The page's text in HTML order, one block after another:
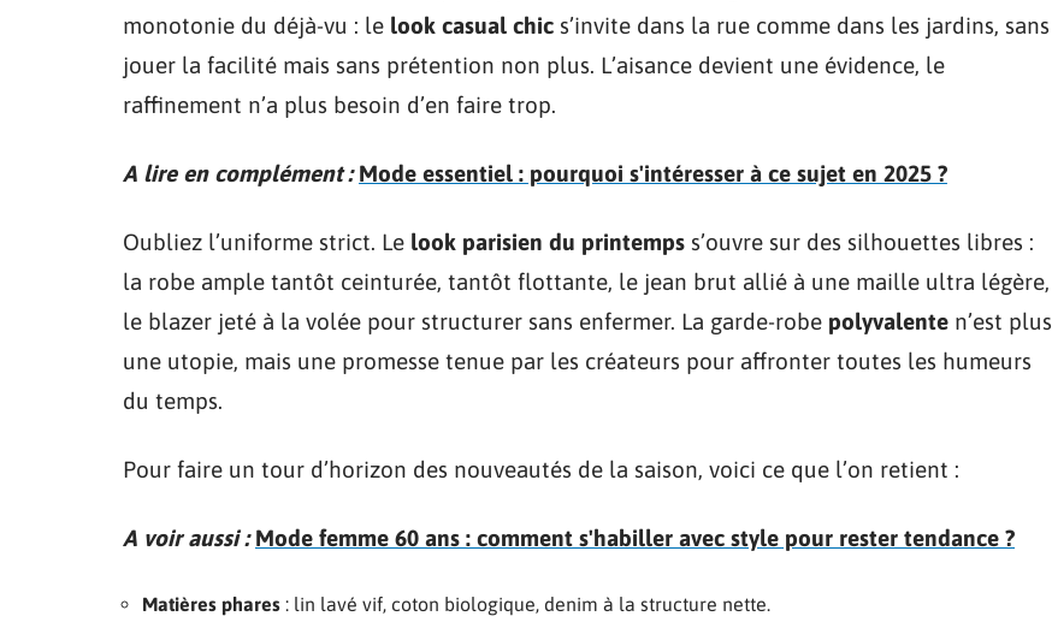
monotonie du déjà-vu : le look casual chic s’invite dans la rue comme dans les jardins, sans
jouer la facilité mais sans prétention non plus. L’aisance devient une évidence, le
raffinement n’a plus besoin d’en faire trop.
A lire en complément : Mode essentiel : pourquoi s'intéresser à ce sujet en 2025 ?
Oubliez l’uniforme strict. Le look parisien du printemps s’ouvre sur des silhouettes libres :
la robe ample tantôt ceinturée, tantôt flottante, le jean brut allié à une maille ultra légère,
le blazer jeté à la volée pour structurer sans enfermer. La garde-robe polyvalente n’est plus
une utopie, mais une promesse tenue par les créateurs pour affronter toutes les humeurs
du temps.
Pour faire un tour d’horizon des nouveautés de la saison, voici ce que l’on retient :
A voir aussi : Mode femme 60 ans : comment s'habiller avec style pour rester tendance ?
Matières phares : lin lavé vif, coton biologique, denim à la structure nette.